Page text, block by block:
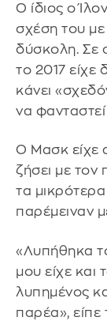
Ο ίδιος ο
σχέση του με
δύσκολη. Σε
το 2017 είχε
κάνει
να φανταστεί
Ο Μασκ είχε
ζήσει με τον
τα
παρέμειναν
«Λυπήθηκα
μου είχε και
λυπημένος
παρέα», είπε